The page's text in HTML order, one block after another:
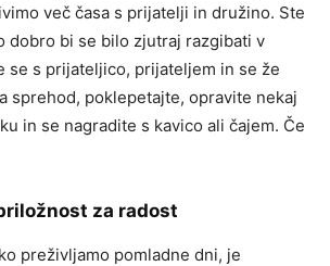
več časa s prijatelji in družino. Ste
dobro bi se bilo zjutraj razgibati v
se s prijateljico, prijateljem in se že
sprehod, poklepetajte, opravite nekaj
in se nagradite s kavico ali čajem. Če
za radost
preživljamo pomladne dni, je